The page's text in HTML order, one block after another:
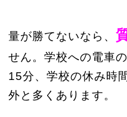
量が勝てないなら、
せん。学校への電車
15分、学校の休み時
外と多くあります。